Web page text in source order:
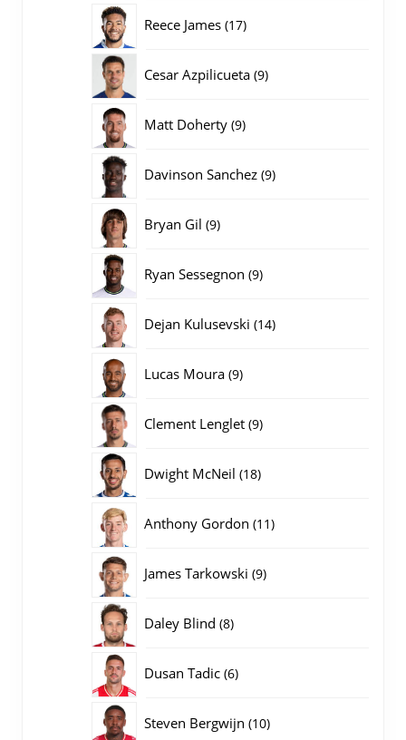
Reece James 1717
Cesar Azpilicueta 99
Matt Doherty 99
Davinson Sanchez 99
Bryan Gil 99
Ryan Sessegnon 99
Dejan Kulusevski 1414
Lucas Moura 99
Clement Lenglet 99
Dwight McNeil 1818
Anthony Gordon 1111
James Tarkowski 99
Daley Blind 88
Dusan Tadic 66
Steven Bergwijn 1010